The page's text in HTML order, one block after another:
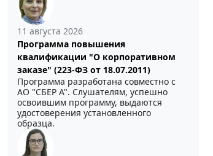
11 августа 2026
Программа повышения
квалификации "О корпоративном
заказе" (223-ФЗ от 18.07.2011)
Программа разработана совместно с
АО ''СБЕР А". Слушателям, успешно
освоившим программу, выдаются
удостоверения установленного
образца.